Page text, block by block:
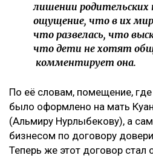
лишении родительских
ощущение, что в их
что развелась, что
что дети не хотят
комментирует она.
По её словам, помещение,
было оформлено на мать
(Альмиру Нурлыбекову), а
бизнесом по договору
Теперь же этот договор стал